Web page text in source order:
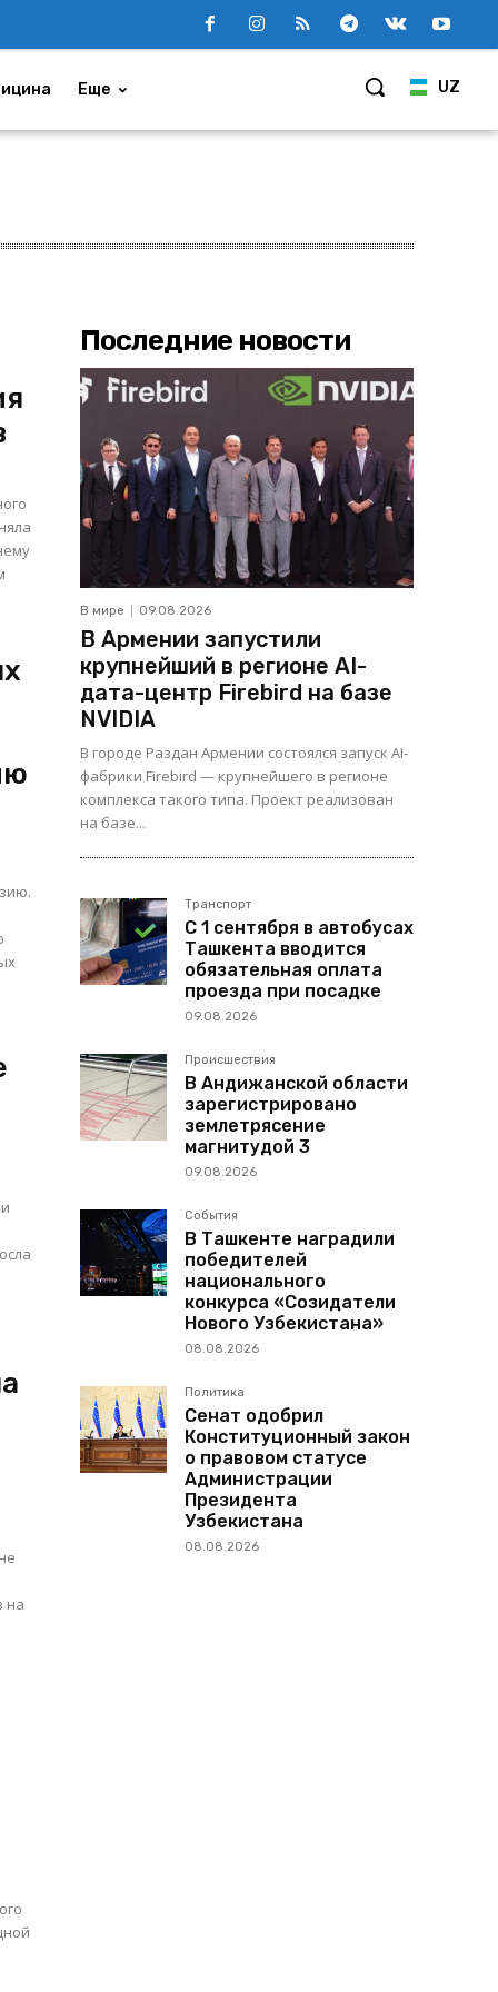
UZ
Еще
на
Последние новости
В мире 09.08.2026
В Армении запустили
крупнейший в регионе AI-
дата-центр Firebird на базе
NVIDIA
В городе Раздан Армении состоялся запуск AI-
фабрики Firebird — крупнейшего в регионе
комплекса такого типа. Проект реализован
на базе...
Транспорт
С 1 сентября в автобусах
Ташкента вводится
обязательная оплата
проезда при посадке
09.08.2026
Происшествия
В Андижанской области
зарегистрировано
землетрясение
магнитудой 3
09.08.2026
События
В Ташкенте наградили
победителей
национального
конкурса «Созидатели
Нового Узбекистана»
08.08.2026
Политика
Сенат одобрил
Конституционный закон
о правовом статусе
Администрации
Президента
Узбекистана
08.08.2026